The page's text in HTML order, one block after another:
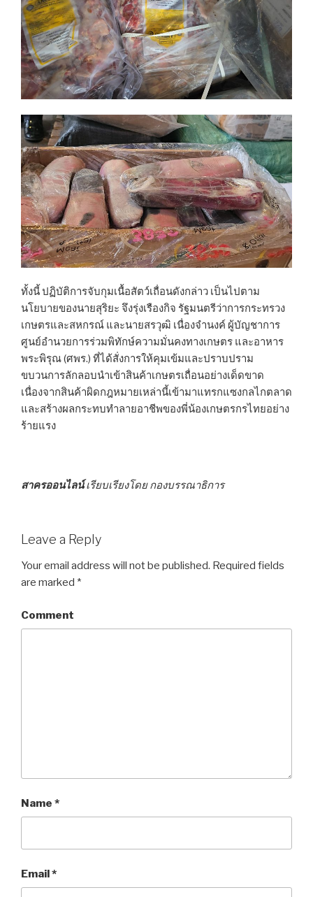
ทั้งนี้ ปฏิบัติการจับกุมเนื้อสัตว์เถื่อนดังกล่าว เป็นไปตาม
นโยบายของนายสุริยะ จึงรุ่งเรืองกิจ รัฐมนตรีว่าการกระทรวง
เกษตรและสหกรณ์ และนายสรวุฒิ เนื่องจำนงค์ ผู้บัญชาการ
ศูนย์อำนวยการร่วมพิทักษ์ความมั่นคงทางเกษตร และอาหาร
พระพิรุณ (ศพร.) ที่ได้สั่งการให้คุมเข้มและปราบปราม
ขบวนการลักลอบนำเข้าสินค้าเกษตรเถื่อนอย่างเด็ดขาด
เนื่องจากสินค้าผิดกฎหมายเหล่านี้เข้ามาแทรกแซงกลไกตลาด
และสร้างผลกระทบทำลายอาชีพของพี่น้องเกษตรกรไทยอย่าง
ร้ายแรง
สาครออนไลน์เรียบเรียงโดย กองบรรณาธิการ
Leave a Reply
Your email address will not be published. Required fields
are marked *
Comment
Name *
Email*